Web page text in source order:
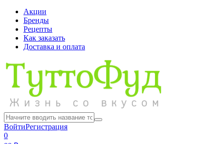
Акции
Бренды
Рецепты
Как заказать
Доставка и оплата
ВойтиРегистрация
0